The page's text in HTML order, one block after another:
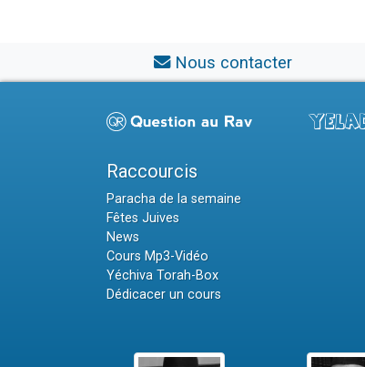
Nous contacter
Raccourcis
Paracha de la semaine
Fêtes Juives
News
Cours Mp3-Vidéo
Yéchiva Torah-Box
Dédicacer un cours